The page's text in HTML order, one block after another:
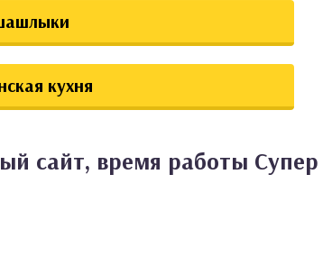
кухня
сайт, время работы Супер